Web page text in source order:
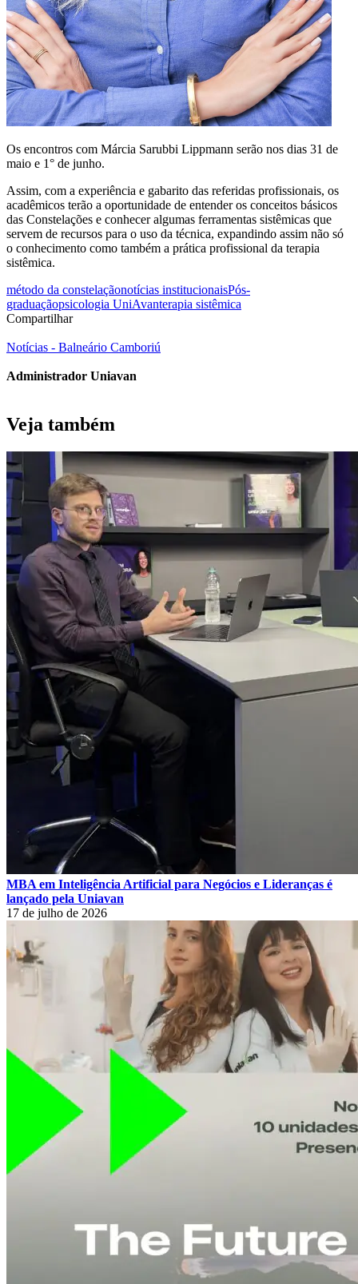
Os encontros com Márcia Sarubbi Lippmann serão nos dias 31 de
maio e 1° de junho.
Assim, com a experiência e gabarito das referidas profissionais, os
acadêmicos terão a oportunidade de entender os conceitos básicos
das Constelações e conhecer algumas ferramentas sistêmicas que
servem de recursos para o uso da técnica, expandindo assim não só
o conhecimento como também a prática profissional da terapia
sistêmica.
método da constelaçãonotícias institucionaisPós-
graduaçãopsicologia UniAvanterapia sistêmica
Compartilhar
Notícias - Balneário Camboriú
Administrador Uniavan
Veja também
MBA em Inteligência Artificial para Negócios e Lideranças é
lançado pela Uniavan
17 de julho de 2026